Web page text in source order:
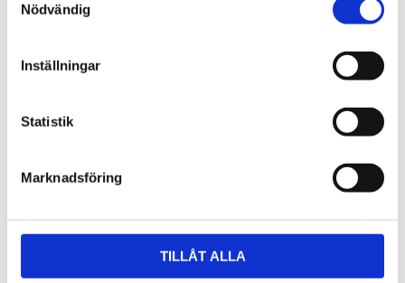
Nödvändig
Inställningar
Statistik
Marknadsföring
TILLÅT ALLA
Omdömen
Bli den första att lämna ett omdöme.